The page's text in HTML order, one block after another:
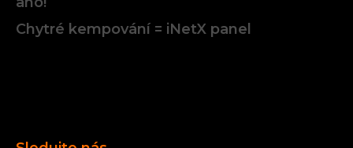
Chytré kempování = iNetX panel